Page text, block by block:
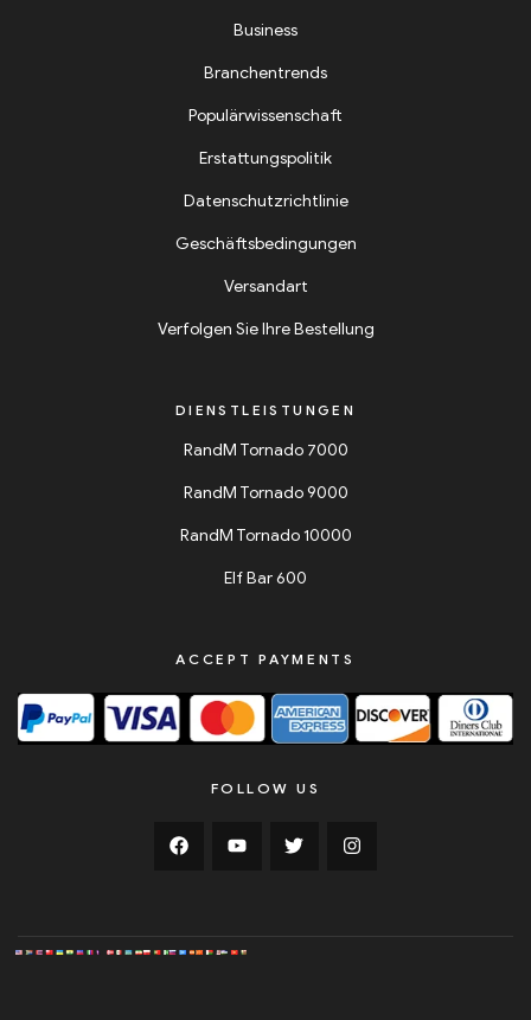
Business
Branchentrends
Populärwissenschaft
Erstattungspolitik
Datenschutzrichtlinie
Geschäftsbedingungen
Versandart
Verfolgen Sie Ihre Bestellung
DIENSTLEISTUNGEN
RandM Tornado 7000
RandM Tornado 9000
RandM Tornado 10000
Elf Bar 600
ACCEPT PAYMENTS
FOLLOW US